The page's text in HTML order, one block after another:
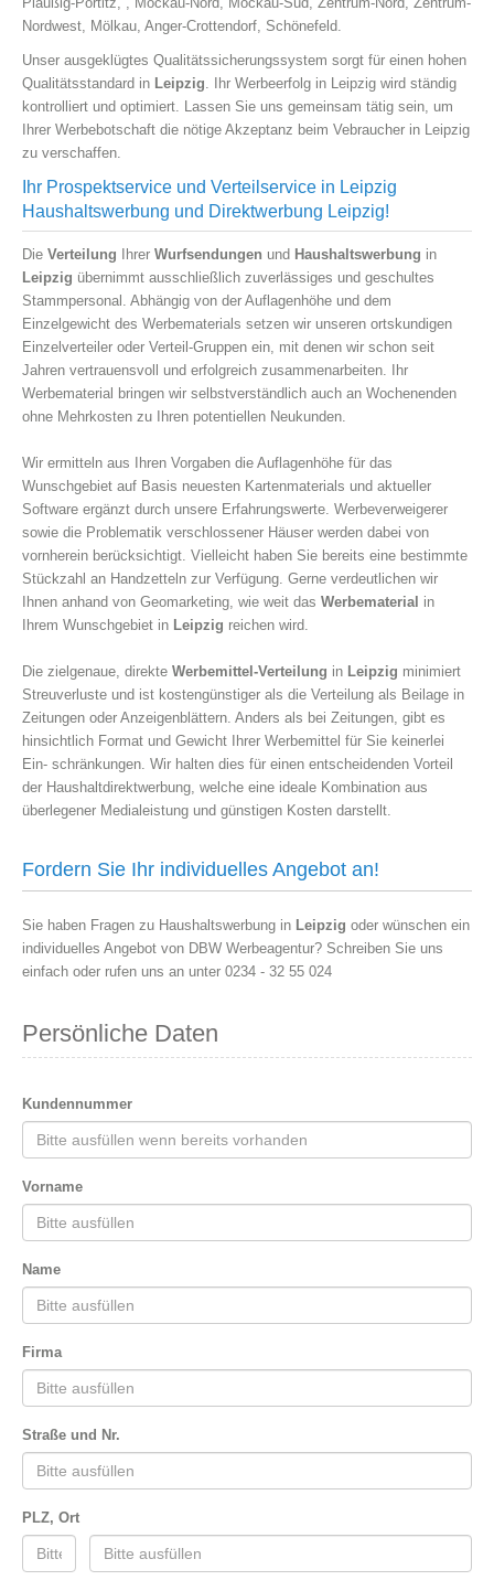
Nordwest, Mölkau, Anger-Crottendorf, Schönefeld.
Unser ausgeklügtes Qualitätssicherungssystem sorgt für einen hohen
Qualitätsstandard in Leipzig. Ihr Werbeerfolg in Leipzig wird ständig
kontrolliert und optimiert. Lassen Sie uns gemeinsam tätig sein, um
Ihrer Werbebotschaft die nötige Akzeptanz beim Vebraucher in Leipzig
zu verschaffen.
Ihr Prospektservice und Verteilservice in Leipzig
Haushaltswerbung und Direktwerbung Leipzig!
Die Verteilung Ihrer Wurfsendungen und Haushaltswerbung in
Leipzig übernimmt ausschließlich zuverlässiges und geschultes
Stammpersonal. Abhängig von der Auflagenhöhe und dem
Einzelgewicht des Werbematerials setzen wir unseren ortskundigen
Einzelverteiler oder Verteil-Gruppen ein, mit denen wir schon seit
Jahren vertrauensvoll und erfolgreich zusammenarbeiten. Ihr
Werbematerial bringen wir selbstverständlich auch an Wochenenden
ohne Mehrkosten zu Ihren potentiellen Neukunden.
Wir ermitteln aus Ihren Vorgaben die Auflagenhöhe für das
Wunschgebiet auf Basis neuesten Kartenmaterials und aktueller
Software ergänzt durch unsere Erfahrungswerte. Werbeverweigerer
sowie die Problematik verschlossener Häuser werden dabei von
vornherein berücksichtigt. Vielleicht haben Sie bereits eine bestimmte
Stückzahl an Handzetteln zur Verfügung. Gerne verdeutlichen wir
Ihnen anhand von Geomarketing, wie weit das Werbematerial in
Ihrem Wunschgebiet in Leipzig reichen wird.
Die zielgenaue, direkte Werbemittel-Verteilung in Leipzig minimiert
Streuverluste und ist kostengünstiger als die Verteilung als Beilage in
Zeitungen oder Anzeigenblättern. Anders als bei Zeitungen, gibt es
hinsichtlich Format und Gewicht Ihrer Werbemittel für Sie keinerlei
Ein- schränkungen. Wir halten dies für einen entscheidenden Vorteil
der Haushaltdirektwerbung, welche eine ideale Kombination aus
überlegener Medialeistung und günstigen Kosten darstellt.
Fordern Sie Ihr individuelles Angebot an!
Sie haben Fragen zu Haushaltswerbung in Leipzig oder wünschen ein
individuelles Angebot von DBW Werbeagentur? Schreiben Sie uns
einfach oder rufen uns an unter 0234 - 32 55 024
Persönliche Daten
Kundennummer
Vorname
Name
Firma
Straße und Nr.
PLZ, Ort